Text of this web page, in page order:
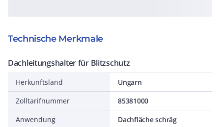
Technische Merkmale
Dachleitungshalter für Blitzschutz
Herkunftsland
Ungarn
Zolltarifnummer
85381000
Anwendung
Dachfläche schräg